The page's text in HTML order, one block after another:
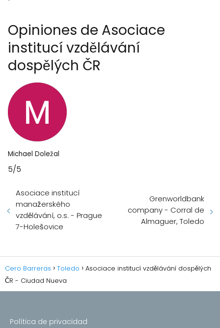
Opiniones de Asociace
institucí vzdělávání
dospělých ČR
Michael Doležal
5/5
Asociace institucí
manažerského
vzdělávání, o.s. - Prague
7-Holešovice
Grenworldbank
company - Corral de
Almaguer, Toledo
Cero Barreras Toledo
Asociace institucí vzdělávání dospělých
ČR - Ciudad Nueva
Política de privacidad